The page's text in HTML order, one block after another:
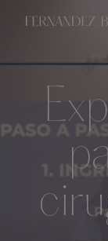
main